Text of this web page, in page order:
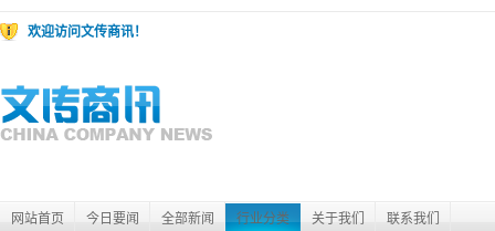
欢迎访问文传商讯！
网站首页 今日要闻 全部新闻 行业分类 关于我们 联系我们